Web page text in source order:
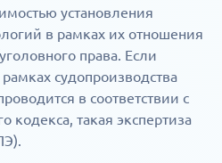
установления
в рамках их отношения
права. Если
судопроизводства
в соответствии с
кодекса, такая экспертиза